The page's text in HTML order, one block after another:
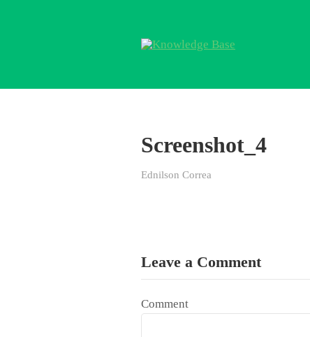
Screenshot_4
Ednilson Correa
Leave a Comment
Comment